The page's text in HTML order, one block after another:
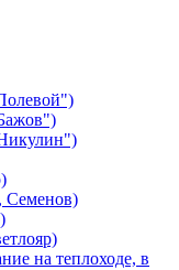
Семенов)
на теплоходе, в